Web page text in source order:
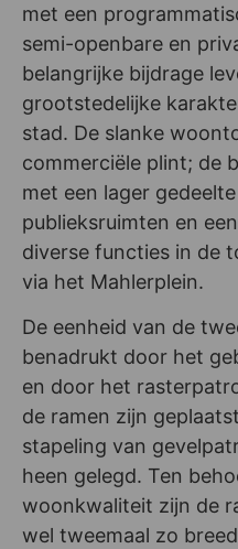
met een
semi-openbare en
belangrijke bijdrage
grootstedelijke
stad. De slanke
commerciële plint; de
met een lager
publieksruimten en
diverse functies in de
via het Mahlerplein.
De eenheid van de
benadrukt door het
en door het
de ramen zijn
stapeling van
heen gelegd. Ten
woonkwaliteit zijn de
wel tweemaal zo